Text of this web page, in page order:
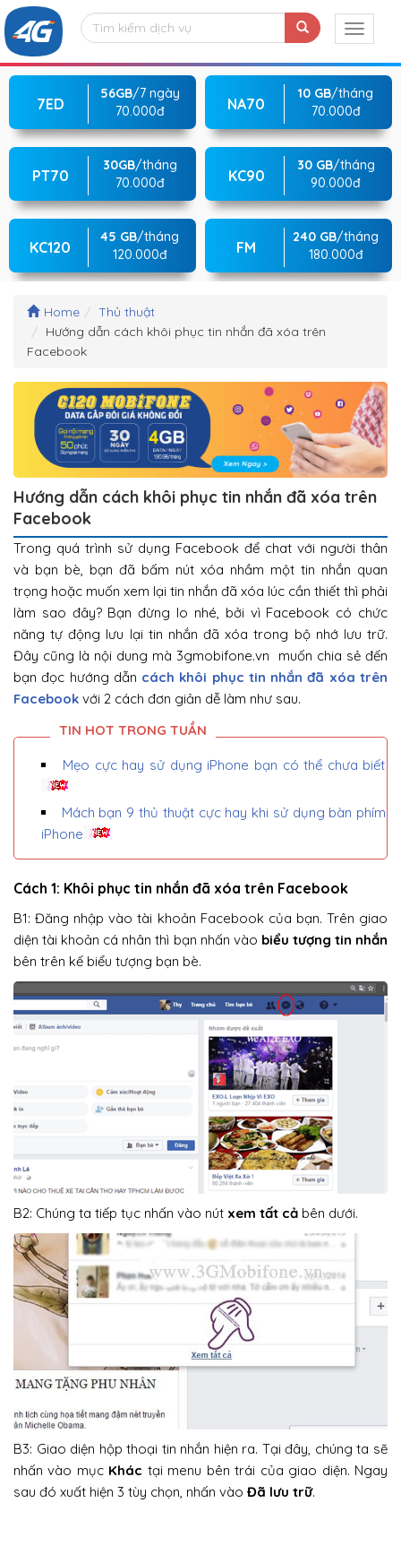
7ED
56GB/7 ngày
70.000đ
NA70
10 GB/tháng
70.000đ
PT70
30GB/tháng
70.000đ
KC90
30 GB/tháng
90.000đ
KC120
45 GB/tháng
120.000đ
FM
240 GB/tháng
180.000đ
Home
Thủ thuật
Hướng dẫn cách khôi phục tin nhắn đã xóa trên
Facebook
Hướng dẫn cách khôi phục tin nhắn đã xóa trên
Facebook
Trong quá trình sử dụng Facebook để chat với người thân
và bạn bè, bạn đã bấm nút xóa nhầm một tin nhắn quan
trọng hoặc muốn xem lại tin nhắn đã xóa lúc cần thiết thì phải
làm sao đây? Bạn đừng lo nhé, bởi vì Facebook có chức
năng tự động lưu lại tin nhắn đã xóa trong bộ nhớ lưu trữ.
Đây cũng là nội dung mà 3gmobifone.vn muốn chia sẻ đến
bạn đọc hướng dẫn cách khôi phục tin nhắn đã xóa trên
Facebook với 2 cách đơn giản dễ làm như sau.
Mẹo cực hay sử dụng iPhone bạn có thể chưa biết
Mách bạn 9 thủ thuật cực hay khi sử dụng bàn phím
iPhone
Cách 1: Khôi phục tin nhắn đã xóa trên Facebook
B1: Đăng nhập vào tài khoản Facebook của bạn. Trên giao
diện tài khoản cá nhân thì bạn nhấn vào biểu tượng tin nhắn
bên trên kế biểu tượng bạn bè.
B2: Chúng ta tiếp tục nhấn vào nút xem tất cả bên dưới.
B3: Giao diện hộp thoại tin nhắn hiện ra. Tại đây, chúng ta sẽ
nhấn vào mục Khác tại menu bên trái của giao diện. Ngay
sau đó xuất hiện 3 tùy chọn, nhấn vào Đã lưu trữ.